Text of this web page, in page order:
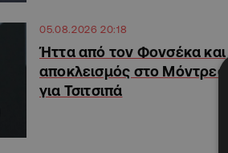
05.08.2026 20:18
Ήττα από τον Φονσέκα και
αποκλεισμός στο Μόντρεαλ
για Τσιτσιπά